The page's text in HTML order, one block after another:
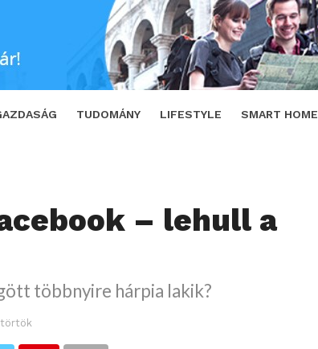
TUDOMÁNY LIFESTYLE SMART HOME
– lehull a
többnyire hárpia lakik?